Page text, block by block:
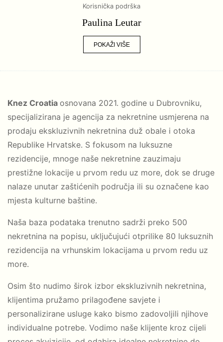
Korisnička podrška
Paulina Leutar
POKAŽI VIŠE
Knez Croatia osnovana 2021. godine u Dubrovniku,
specijalizirana je agencija za nekretnine usmjerena na
prodaju ekskluzivnih nekretnina duž obale i otoka
Republike Hrvatske. S fokusom na luksuzne
rezidencije, mnoge naše nekretnine zauzimaju
prestižne lokacije u prvom redu uz more, dok se druge
nalaze unutar zaštićenih područja ili su označene kao
mjesta kulturne baštine.
Naša baza podataka trenutno sadrži preko 500
nekretnina na popisu, uključujući otprilike 80 luksuznih
rezidencija na vrhunskim lokacijama u prvom redu uz
more.
Osim što nudimo širok izbor ekskluzivnih nekretnina,
klijentima pružamo prilagođene savjete i
personalizirane usluge kako bismo zadovoljili njihove
individualne potrebe. Vodimo naše klijente kroz cijeli